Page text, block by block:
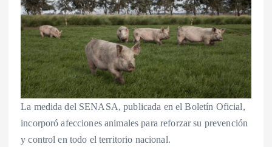
La medida del SENASA, publicada en el Boletín Oficial,
incorporó afecciones animales para reforzar su prevención
y control en todo el territorio nacional.